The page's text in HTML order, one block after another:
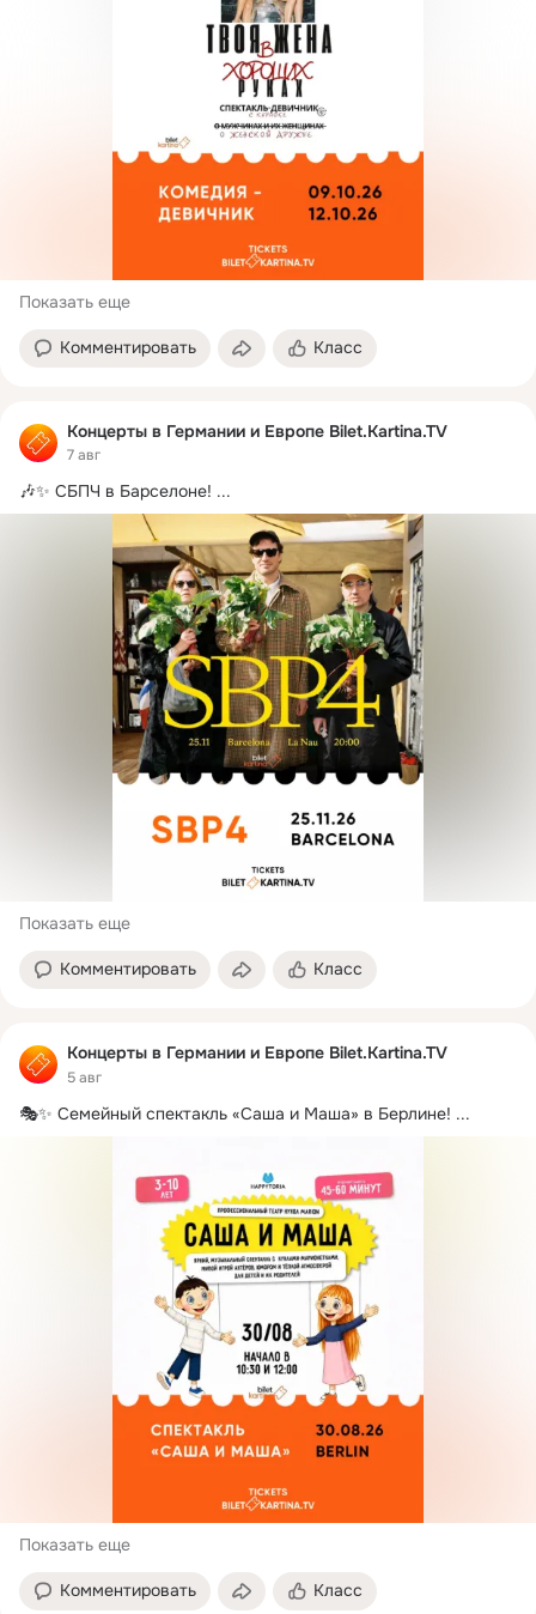
Показать еще
Комментировать Класс
Концерты в Германии и Европе Bilet.Kartina.TV
7 авг
🎶✨ СБПЧ в Барселоне! ...
Показать еще
Комментировать Класс
Концерты в Германии и Европе Bilet.Kartina.TV
5 авг
🎭✨ Семейный спектакль «Саша и Маша» в Берлине! ...
Показать еще
Комментировать Класс